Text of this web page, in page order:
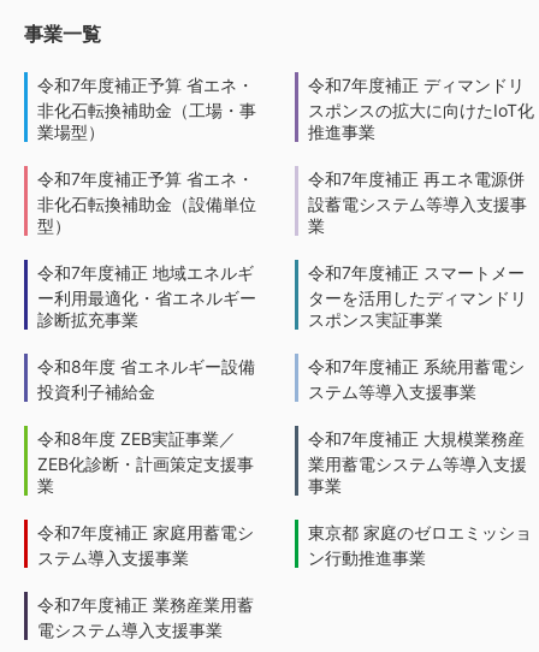
事業一覧
令和7年度補正予算 省エネ・
非化石転換補助金（工場・事
業場型）
令和7年度補正予算 省エネ・
非化石転換補助金（設備単位
型）
令和7年度補正 地域エネルギ
ー利用最適化・省エネルギー
診断拡充事業
令和8年度 省エネルギー設備
投資利子補給金
令和8年度 ZEB実証事業／
ZEB化診断・計画策定支援事
業
令和7年度補正 家庭用蓄電シ
ステム導入支援事業
令和7年度補正 業務産業用蓄
電システム導入支援事業
令和7年度補正 ディマンドリ
スポンスの拡大に向けたIoT化
推進事業
令和7年度補正 再エネ電源併
設蓄電システム等導入支援事
業
令和7年度補正 スマートメー
ターを活用したディマンドリ
スポンス実証事業
令和7年度補正 系統用蓄電シ
ステム等導入支援事業
令和7年度補正 大規模業務産
業用蓄電システム等導入支援
事業
東京都 家庭のゼロエミッショ
ン行動推進事業